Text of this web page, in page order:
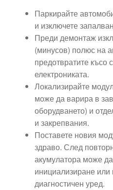
Паркирайте
и изключете
Преди демонтаж
(минусов) полюс на
предотвратите късо
електрониката.
Локализирайте
може да варира в
оборудването) и
и закрепвания.
Поставете новия
здраво. След
акумулатора може
инициализиране или
диагностичен уред.